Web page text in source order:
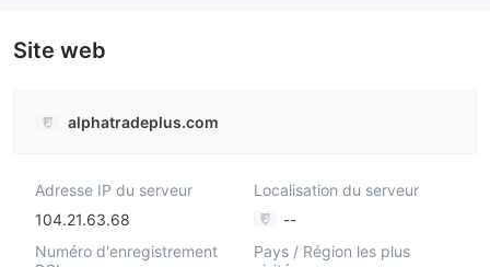
Etiquette principale MT4
Site web
alphatradeplus.com
Adresse IP du serveur
104.21.63.68
Localisation du serveur
--
Numéro d'enregistrement
Pays / Région les plus